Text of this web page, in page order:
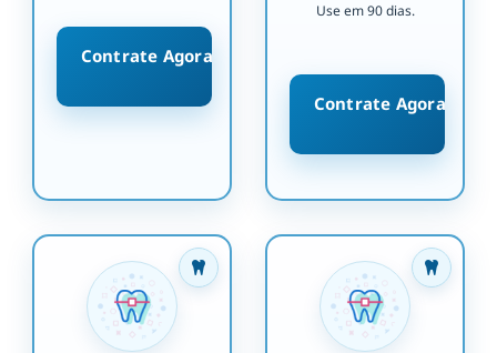
Contrate Agora
Use em 90 dias.
Contrate Agora